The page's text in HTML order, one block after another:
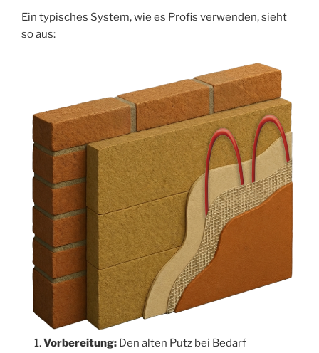
Ein typisches System, wie es Profis verwenden, sieht
so aus:
Vorbereitung: Den alten Putz bei Bedarf